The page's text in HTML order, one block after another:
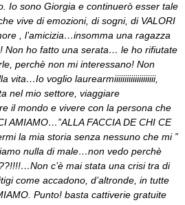
Io sono Giorgia e continuerò esser tale
vive di emozioni, di sogni, di VALORI
, l’amicizia…insomma una ragazza
Non ho fatto una serata… le ho rifiutate
perchè non mi interessano! Non
vita…Io voglio laurearmiiiiiiiiiiiiiiiiiiii,
nel mio settore, viaggiare
il mondo e vivere con la persona che
AMIAMO…”ALLA FACCIA DE CHI CE
la mia storia senza nessuno che mi ”
nulla di male…non vedo perchè
c’è mai stata una crisi tra di
come accadono, d’altronde, in tutte
Punto! basta cattiverie gratuite